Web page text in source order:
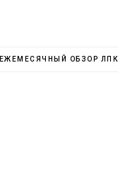
ЕЖЕМЕСЯЧНЫЙ ОБЗОР ЛПК